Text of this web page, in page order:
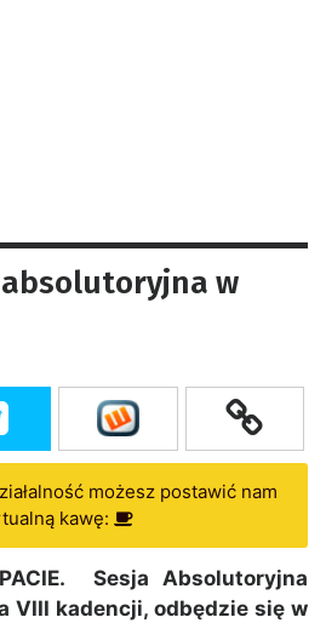
absolutoryjna w
możesz postawić nam
kawę:
Sesja Absolutoryjna
VIII kadencji, odbędzie się w